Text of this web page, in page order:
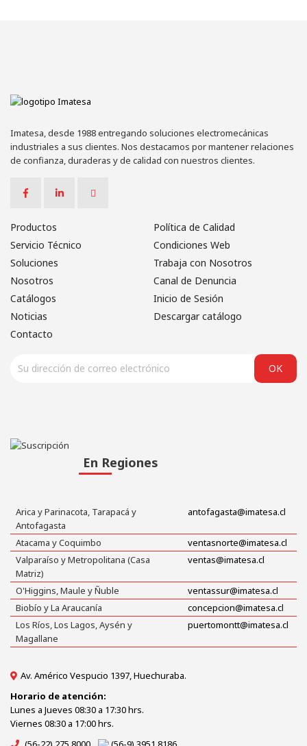
Imatesa, desde 1988 entregando soluciones electromecánicas
industriales a sus clientes. Nos destacamos por mantener relaciones
de confianza, duraderas y de calidad con nuestros clientes.
Productos
Servicio Técnico
Soluciones
Nosotros
Catálogos
Noticias
Contacto
Política de Calidad
Condiciones Web
Trabaja con Nosotros
Canal de Denuncia
Inicio de Sesión
Descargar catálogo
En Regiones
Arica y Parinacota, Tarapacá y
Antofagasta
antofagasta@imatesa.cl
Atacama y Coquimbo
ventasnorte@imatesa.cl
Valparaíso y Metropolitana (Casa
Matriz)
ventas@imatesa.cl
O'Higgins, Maule y Ñuble
ventassur@imatesa.cl
Biobío y La Araucanía
concepcion@imatesa.cl
Los Ríos, Los Lagos, Aysén y
Magallane
puertomontt@imatesa.cl
Av. Américo Vespucio 1397, Huechuraba.
Horario de atención:
Lunes a Jueves 08:30 a 17:30 hrs.
Viernes 08:30 a 17:00 hrs.